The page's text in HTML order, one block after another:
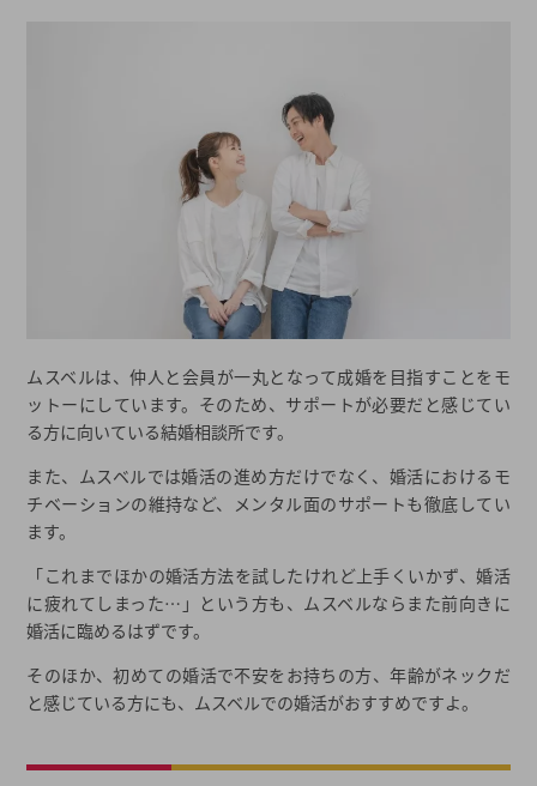
ムスベルは、仲人と会員が一丸となって成婚を目指すことをモ
ットーにしています。そのため、サポートが必要だと感じてい
る方に向いている結婚相談所です。
また、ムスベルでは婚活の進め方だけでなく、婚活におけるモ
チベーションの維持など、メンタル面のサポートも徹底してい
ます。
「これまでほかの婚活方法を試したけれど上手くいかず、婚活
に疲れてしまった…」という方も、ムスベルならまた前向きに
婚活に臨めるはずです。
そのほか、初めての婚活で不安をお持ちの方、年齢がネックだ
と感じている方にも、ムスベルでの婚活がおすすめですよ。